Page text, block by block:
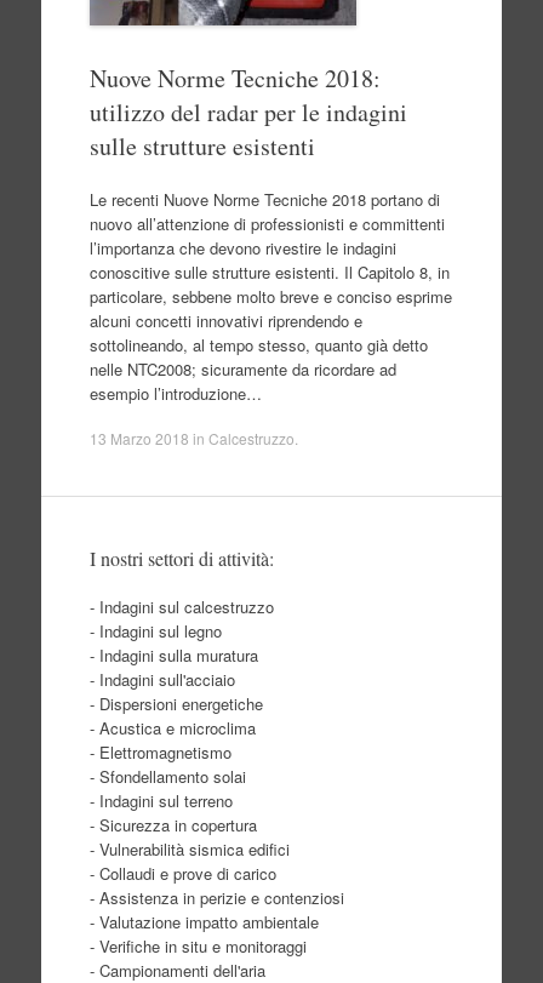
Nuove Norme Tecniche 2018:
utilizzo del radar per le indagini
sulle strutture esistenti
Le recenti Nuove Norme Tecniche 2018 portano di
nuovo all’attenzione di professionisti e committenti
l’importanza che devono rivestire le indagini
conoscitive sulle strutture esistenti. Il Capitolo 8, in
particolare, sebbene molto breve e conciso esprime
alcuni concetti innovativi riprendendo e
sottolineando, al tempo stesso, quanto già detto
nelle NTC2008; sicuramente da ricordare ad
esempio l’introduzione…
13 Marzo 2018 in Calcestruzzo
I nostri settori di attività:
- Indagini sul calcestruzzo
- Indagini sul legno
- Indagini sulla muratura
- Indagini sull'acciaio
- Dispersioni energetiche
- Acustica e microclima
- Elettromagnetismo
- Sfondellamento solai
- Indagini sul terreno
- Sicurezza in copertura
- Vulnerabilità sismica edifici
- Collaudi e prove di carico
- Assistenza in perizie e contenziosi
- Valutazione impatto ambientale
- Verifiche in situ e monitoraggi
- Campionamenti dell'aria